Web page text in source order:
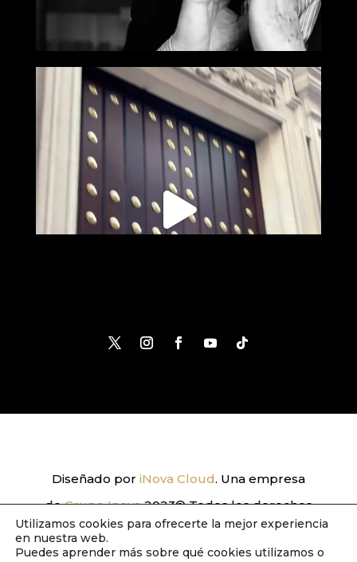
Diseñado por iNova Cloud. Una empresa
deGrupo Inova2023© Todos los derechos
reservados.Política de Privacidad|Aviso
Legal|Política de Cookies
Utilizamos cookies para ofrecerte la mejor experiencia
en nuestra web.
Puedes aprender más sobre qué cookies utilizamos o